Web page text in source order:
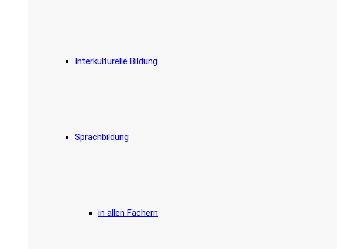
Interkulturelle Bildung
Sprachbildung
in allen Fächern